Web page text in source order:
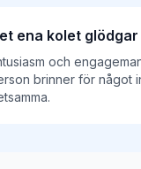
ena kolet
och
brinner för något